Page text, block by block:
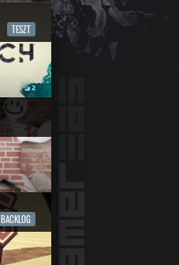
TESZT
2
BACKLOG